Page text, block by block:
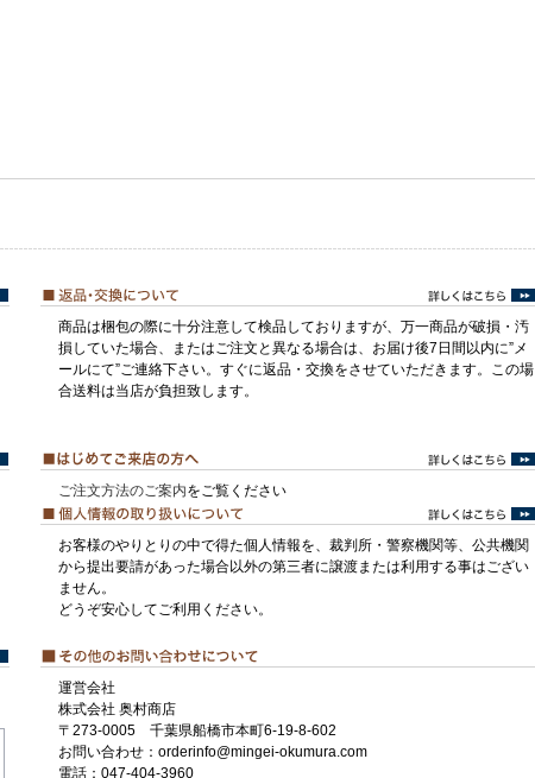
商品は梱包の際に十分注意して検品しておりますが、万一商品が破損・汚
損していた場合、またはご注文と異なる場合は、お届け後7日間以内に”メ
ールにて”ご連絡下さい。すぐに返品・交換をさせていただきます。この場
合送料は当店が負担致します。
ご注文方法のご案内をご覧ください
お客様のやりとりの中で得た個人情報を、裁判所・警察機関等、公共機関
から提出要請があった場合以外の第三者に譲渡または利用する事はござい
ません。
どうぞ安心してご利用ください。
運営会社
株式会社 奥村商店
〒273-0005 千葉県船橋市本町6-19-8-602
お問い合わせ：orderinfo@mingei-okumura.com
電話：047-404-3960